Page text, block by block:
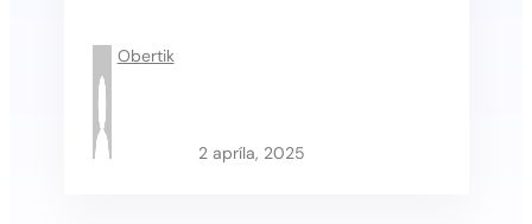
Obertik
2 apríla, 2025